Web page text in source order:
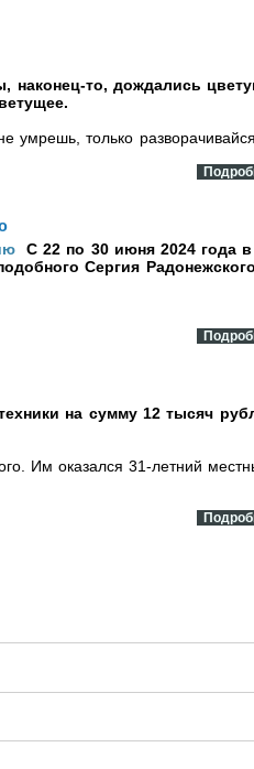
наконец-то, дождались
умрешь, только
С 22 по 30 июня 2024 года в
Сергия
на сумму 12 тысяч
Им оказался 31-летний